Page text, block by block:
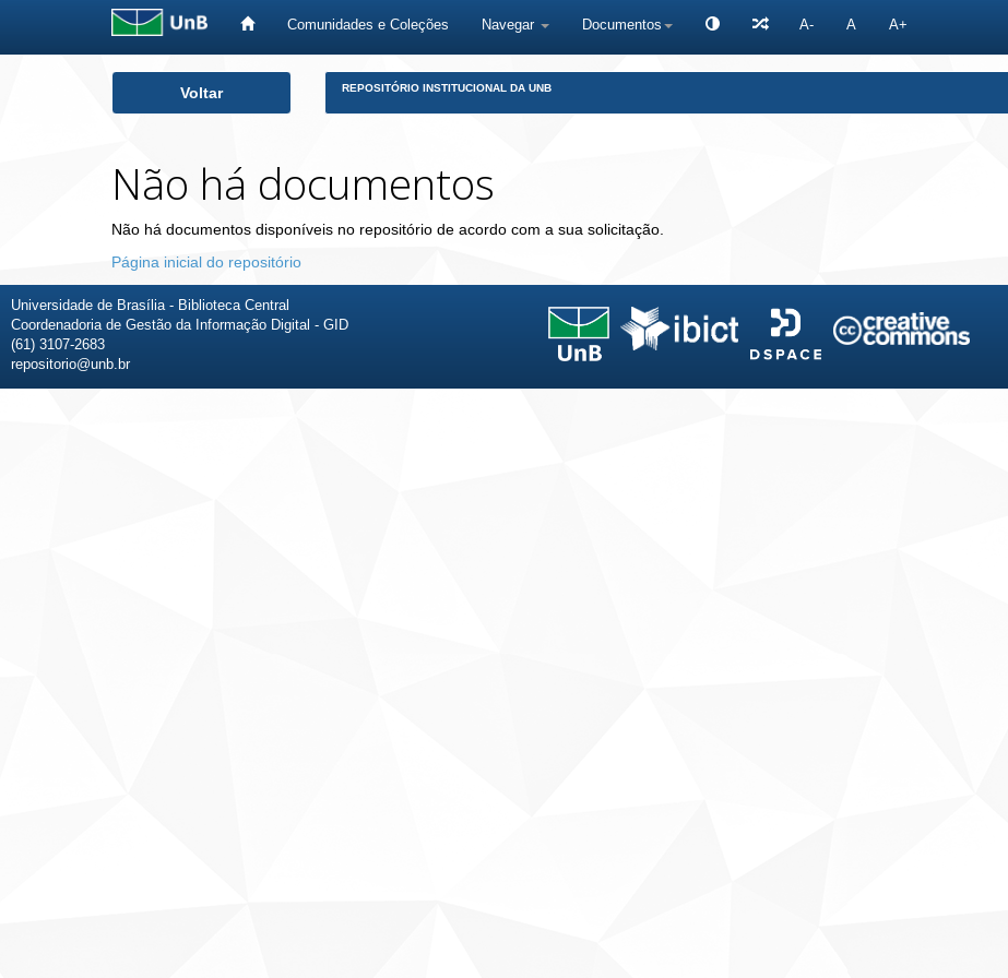
Comunidades e Coleções Navegar Documentos A- A A+
Voltar REPOSITÓRIO INSTITUCIONAL DA UNB
Não há documentos
Não há documentos disponíveis no repositório de acordo com a sua solicitação.
Página inicial do repositório
Universidade de Brasília - Biblioteca Central
Coordenadoria de Gestão da Informação Digital - GID
(61) 3107-2683
repositorio@unb.br